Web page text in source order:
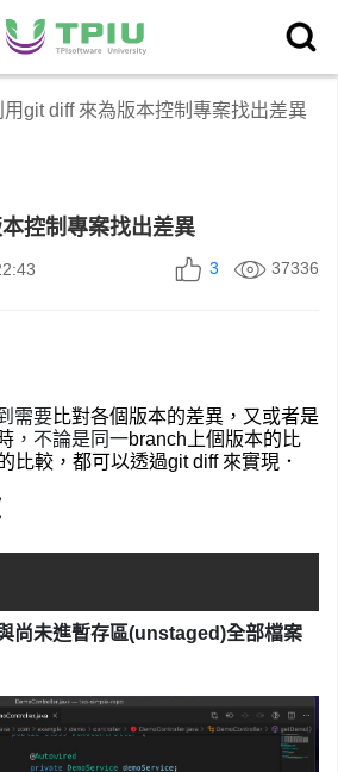
網
產品中心
用git diff 來為版本控制專案找出差異
控制專案找出差異
3 37336
需要比對各個版本的差異 ，又或者是
，不論是同一branch 上個版本的比
比較 ，都可以透過git diff 來實現．
尚未進暫存區(unstaged)全部檔案